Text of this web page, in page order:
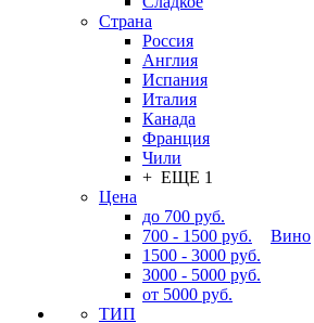
Страна
Россия
Англия
Испания
Италия
Канада
Франция
Чили
+ ЕЩЕ 1
Цена
до 700 руб.
700 - 1500 руб.
1500 - 3000 руб.
3000 - 5000 руб.
от 5000 руб.
ТИП
Вино